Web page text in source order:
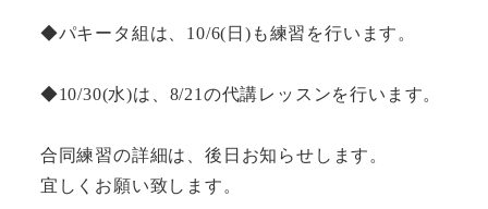
◆パキータ組は、10/6(日)も練習を行います。
◆10/30(水)は、8/21の代講レッスンを行います。
合同練習の詳細は、後日お知らせします。
宜しくお願い致します。